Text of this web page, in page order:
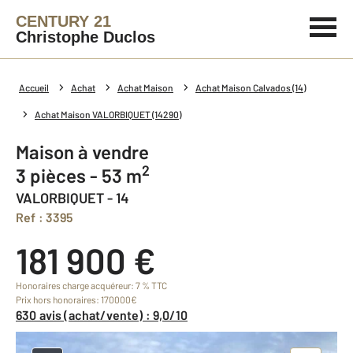
CENTURY 21
Christophe Duclos
Accueil Achat Achat Maison Achat Maison Calvados (14)
Achat Maison VALORBIQUET (14290)
Maison à vendre
3 pièces - 53 m2
VALORBIQUET - 14
Ref : 3395
181 900 €
Honoraires charge acquéreur: 7 % TTC
Prix hors honoraires: 170000€
630 avis (achat/vente) : 9,0/10